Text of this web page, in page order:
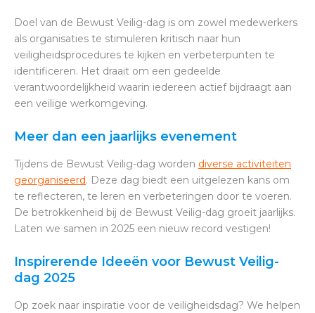
Doel van de Bewust Veilig-dag is om zowel medewerkers
als organisaties te stimuleren kritisch naar hun
veiligheidsprocedures te kijken en verbeterpunten te
identificeren. Het draait om een gedeelde
verantwoordelijkheid waarin iedereen actief bijdraagt aan
een veilige werkomgeving.
Meer dan een jaarlijks evenement
Tijdens de Bewust Veilig-dag worden diverse activiteiten
georganiseerd. Deze dag biedt een uitgelezen kans om
te reflecteren, te leren en verbeteringen door te voeren.
De betrokkenheid bij de Bewust Veilig-dag groeit jaarlijks.
Laten we samen in 2025 een nieuw record vestigen!
Inspirerende Ideeën voor Bewust Veilig-
dag 2025
Op zoek naar inspiratie voor de veiligheidsdag? We helpen